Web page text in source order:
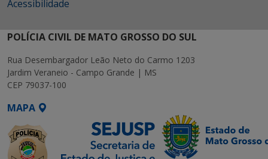
Acessibilidade
POLÍCIA CIVIL DE MATO GROSSO DO SUL
Rua Desembargador Leão Neto do Carmo 1203
Jardim Veraneio - Campo Grande | MS
CEP 79037-100
MAPA